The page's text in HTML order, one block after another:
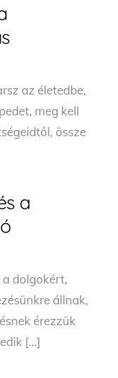
az életedbe,
meg kell
össze
a
dolgokért,
állnak,
érezzük
[…]